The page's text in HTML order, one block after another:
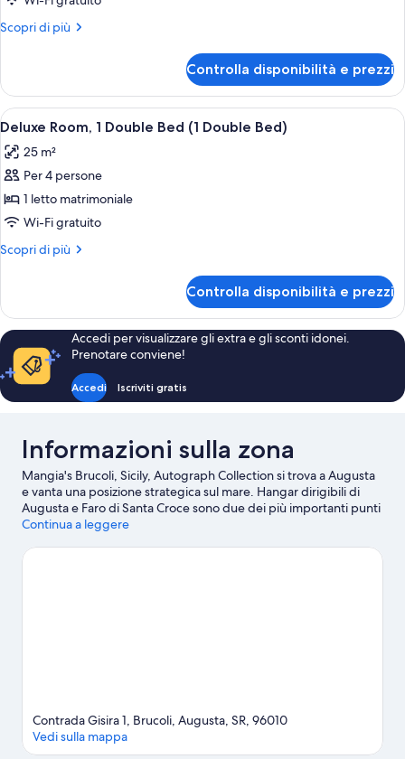
Scopri di più
Altri
Controlla disponibilità e prezzi
Apri
tutte
le
foto
per
Deluxe
Room,
Bed
(1
Double
Bed)
Una cassaforte in camera, una
9
Deluxe Room, 1 Double Bed (1 Double Bed)
25 m²
Per 4 persone
1 letto matrimoniale
Wi-Fi gratuito
Scopri di più
Altri
Room,
Double
Bed
(1
Double
Controlla disponibilità e prezzi
Accedi per visualizzare gli extra e gli sconti idonei.
Prenotare conviene!
Accedi Iscriviti gratis
Informazioni sulla zona
Mangia's Brucoli, Sicily, Autograph Collection si trova a Augusta
e vanta una posizione strategica sul mare. Hangar dirigibili di
Augusta e Faro di Santa Croce sono due dei più importanti punti
di riferimento della zona. Tra le altre attrazioni, spiccano Giardino
dedicati ad attività all'aperto come jogging e equitazione.
Continua a leggere
Contrada Gisira 1, Brucoli, Augusta, SR, 96010
Vedi sulla mappa